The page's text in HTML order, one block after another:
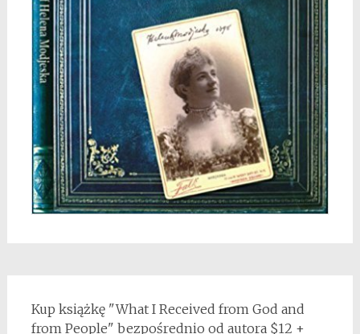
Kup książkę "What I Received from God and
from People" bezpośrednio od autora $12 +